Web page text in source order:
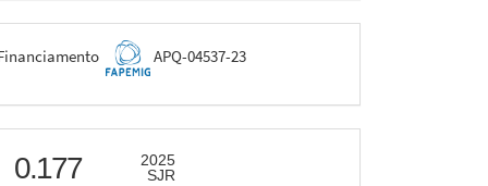
APQ-04537-23
scimago
0.177
2025
SJR